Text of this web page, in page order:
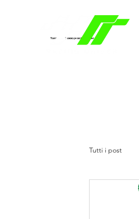
Tommaso Toldo | Racing Driver
Tutti i post